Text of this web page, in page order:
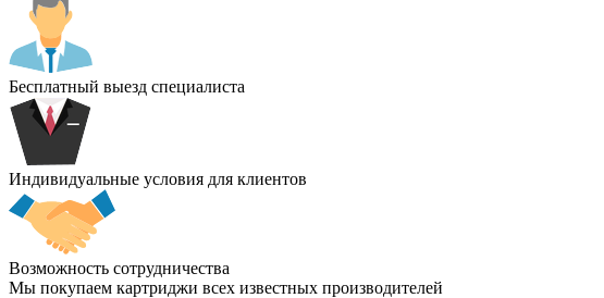
Бесплатный выезд специалиста
Индивидуальные условия для клиентов
Возможность сотрудничества
Мы покупаем картриджи всех известных производителей